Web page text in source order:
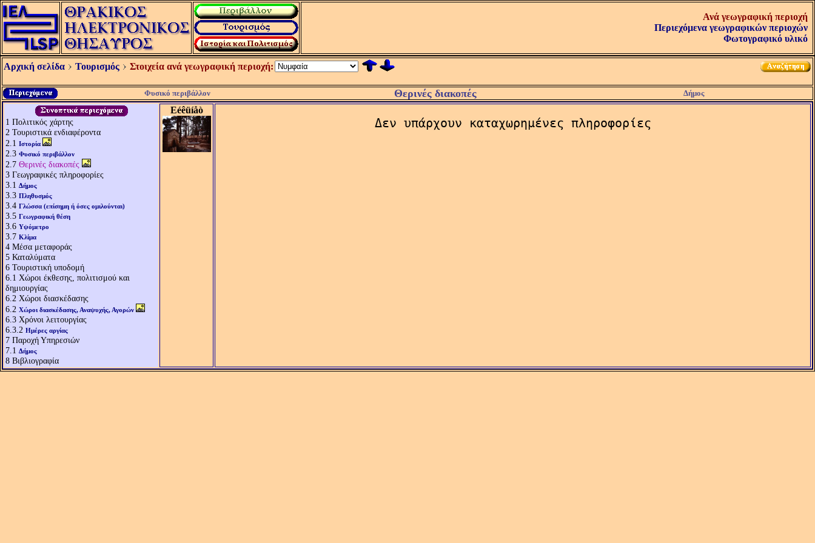
Ανά γεωγραφική περιοχή
Περιεχόμενα γεωγραφικών περιοχών
Φωτογραφικό υλικό
Αρχική σελίδα Τουρισμός Στοιχεία ανά γεωγραφική περιοχή:
Φυσικό περιβάλλον Θερινές διακοπές Δήμος
1 Πολιτικός χάρτης
2 Τουριστικά ενδιαφέροντα
2.1 Ιστορία
2.3 Φυσικό περιβάλλον
2.7 Θερινές διακοπές
3 Γεωγραφικές πληροφορίες
3.1 Δήμος
3.3 Πληθυσμός
3.4 Γλώσσα (επίσημη ή όσες ομιλούνται)
3.5 Γεωγραφική θέση
3.6 Υψόμετρο
3.7 Κλίμα
4 Μέσα μεταφοράς
5 Καταλύματα
6 Τουριστική υποδομή
6.1 Χώροι έκθεσης, πολιτισμού και
δημιουργίας
6.2 Χώροι διασκέδασης
6.2 Χώροι διασκέδασης, Αναψυχής, Αγορών
6.3 Χρόνοι λειτουργίας
6.3.2 Ημέρες αργίας
7 Παροχή Υπηρεσιών
7.1 Δήμος
8 Βιβλιογραφία
Eéêüíåò
Δεν υπάρχουν καταχωρημένες πληροφορίες